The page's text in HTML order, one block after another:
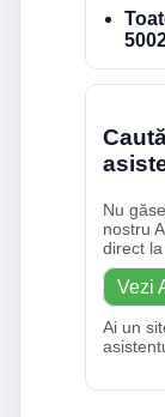
Nu
nostru
direct la
Vezi
Ai un